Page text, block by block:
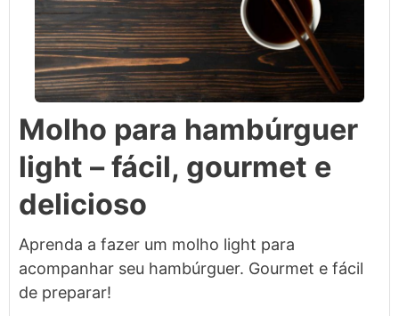
Molho para hambúrguer
light – fácil, gourmet e
delicioso
Aprenda a fazer um molho light para
acompanhar seu hambúrguer. Gourmet e fácil
de preparar!